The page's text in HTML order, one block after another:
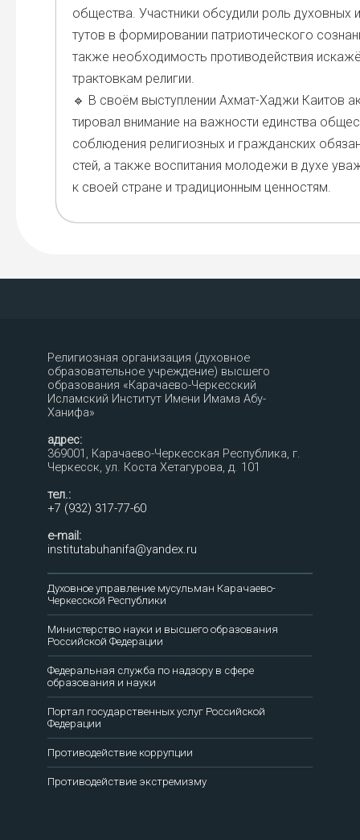
обще­ства. Участ­ни­ки обсу­ди­ли роль духов­ных
ту­тов в фор­ми­ро­ва­нии пат­ри­о­ти­че­ско­го
так­же необ­хо­ди­мость про­ти­во­дей­ствия
трак­тов­кам рели­гии.
🔹 В сво­ём выступ­ле­нии Ахмат-Хаджи Каи­тов
ти­ро­вал вни­ма­ние на важ­но­сти един­ства
соблю­де­ния рели­ги­оз­ных и граж­дан­ских
стей, а так­же вос­пи­та­ния моло­де­жи в духе
к сво­ей стране и тра­ди­ци­он­ным цен­но­стям.
Религиозная организация (духовное
образовательное учреждение) высшего
образования «Карачаево-Черкесский
Исламский Институт Имени Имама Абу-
Ханифа»
адрес:
369001, Карачаево-Черкесская Республика, г.
Черкесск, ул. Коста Хетагурова, д. 101
тел.:
+7 (932) 317-77-60
e-mail:
institutabuhanifa@yandex.ru
Духовное управление мусульман Карачаево-
Черкесской Республики
Министерство науки и высшего образования
Российской Федерации
Федеральная служба по надзору в сфере
образования и науки
Портал государственных услуг Российской
Федерации
Противодействие коррупции
Противодействие экстремизму